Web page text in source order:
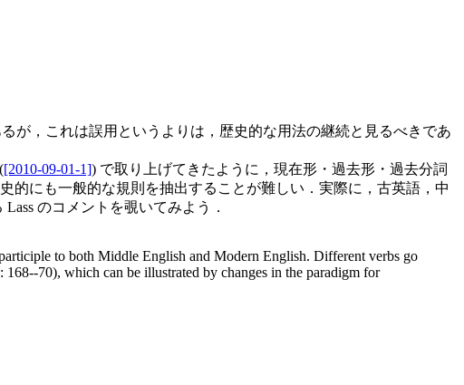
が，これは誤用というよりは，歴史的な用法の継続と見るべきであ
[2010-09-01-1]) で取り上げてきたように，現在形・過去形・過去分詞
的にも一般的な規則を抽出することが難しい．実際に，古英語，中
のコメントを覗いてみよう．
to both Middle English and Modern English. Different verbs go
70), which can be illustrated by changes in the paradigm for